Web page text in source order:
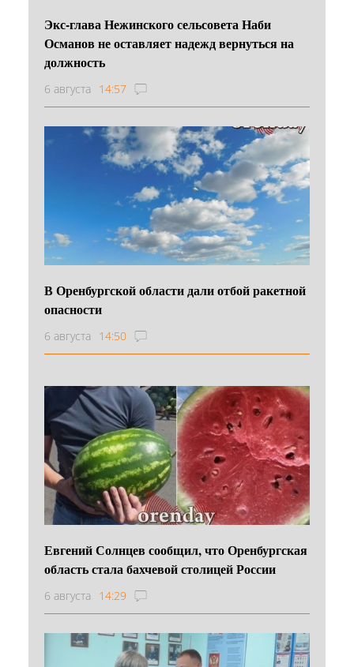
Экс-глава Нежинского сельсовета Наби
Османов не оставляет надежд вернуться на
должность
6 августа 14:57
В Оренбургской области дали отбой ракетной
опасности
6 августа 14:50
Евгений Солнцев сообщил, что Оренбургская
область стала бахчевой столицей России
6 августа 14:29